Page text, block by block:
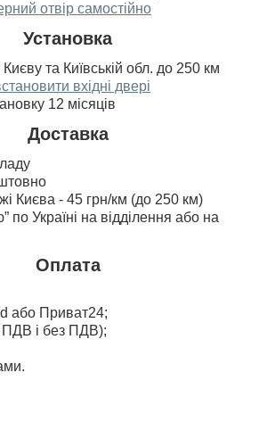
отвір самостійно
Установка
та Київській обл. до 250 км
вхідні двері
12 місяців
Доставка
Києва - 45 грн/км (до 250 км)
Україні на відділення або на
Оплата
або Приват24;
ПДВ і без ПДВ);